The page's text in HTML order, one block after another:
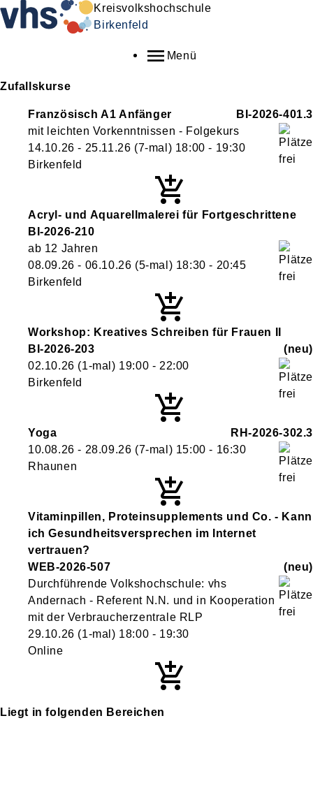
Kreisvolkshochschule
Birkenfeld
Menü
Zufallskurse
Französisch A1 Anfänger
BI-2026-401.3
mit leichten Vorkenntnissen - Folgekurs
14.10.26 - 25.11.26 (7-mal) 18:00 - 19:30
Birkenfeld
Acryl- und Aquarellmalerei für Fortgeschrittene
BI-2026-210
ab 12 Jahren
08.09.26 - 06.10.26 (5-mal) 18:30 - 20:45
Birkenfeld
Workshop: Kreatives Schreiben für Frauen II
BI-2026-203
neu
02.10.26 (1-mal) 19:00 - 22:00
Birkenfeld
Yoga
RH-2026-302.3
10.08.26 - 28.09.26 (7-mal) 15:00 - 16:30
Rhaunen
Vitaminpillen, Proteinsupplements und Co. - Kann
ich Gesundheitsversprechen im Internet
vertrauen?
WEB-2026-507
neu
Durchführende Volkshochschule: vhs
Andernach - Referent N.N. und in Kooperation
mit der Verbraucherzentrale RLP
29.10.26 (1-mal) 18:00 - 19:30
Online
Liegt in folgenden Bereichen